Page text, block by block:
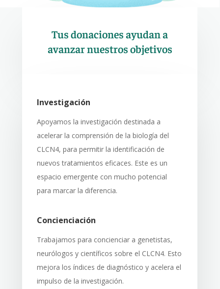
Tus donaciones ayudan a
avanzar nuestros objetivos
Investigación
Apoyamos la investigación destinada a
acelerar la comprensión de la biología del
CLCN4, para permitir la identificación de
nuevos tratamientos eficaces. Este es un
espacio emergente con mucho potencial
para marcar la diferencia.
Concienciación
Trabajamos para concienciar a genetistas,
neurólogos y científicos sobre el CLCN4. Esto
mejora los índices de diagnóstico y acelera el
impulso de la investigación.